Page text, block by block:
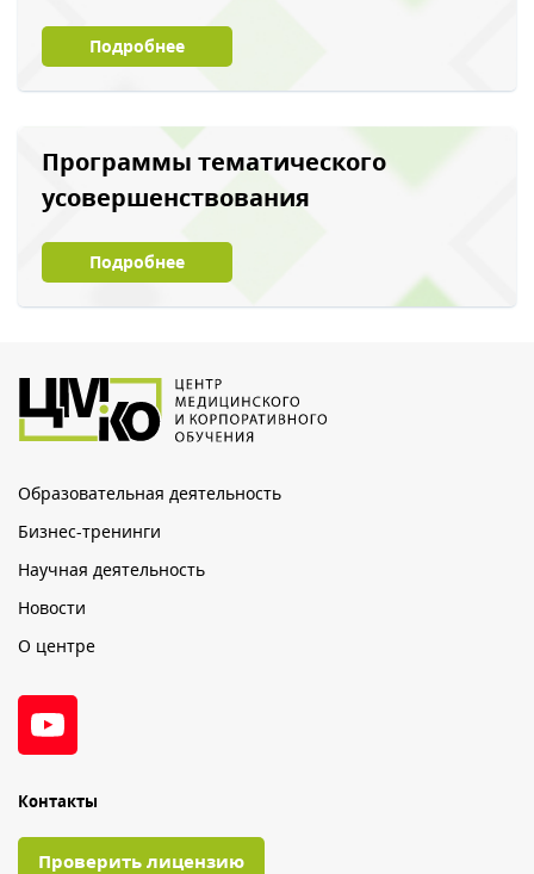
Подробнее
Программы тематического
усовершенствования
Подробнее
Образовательная деятельность
Бизнес-тренинги
Научная деятельность
Новости
О центре
Контакты
Проверить лицензию